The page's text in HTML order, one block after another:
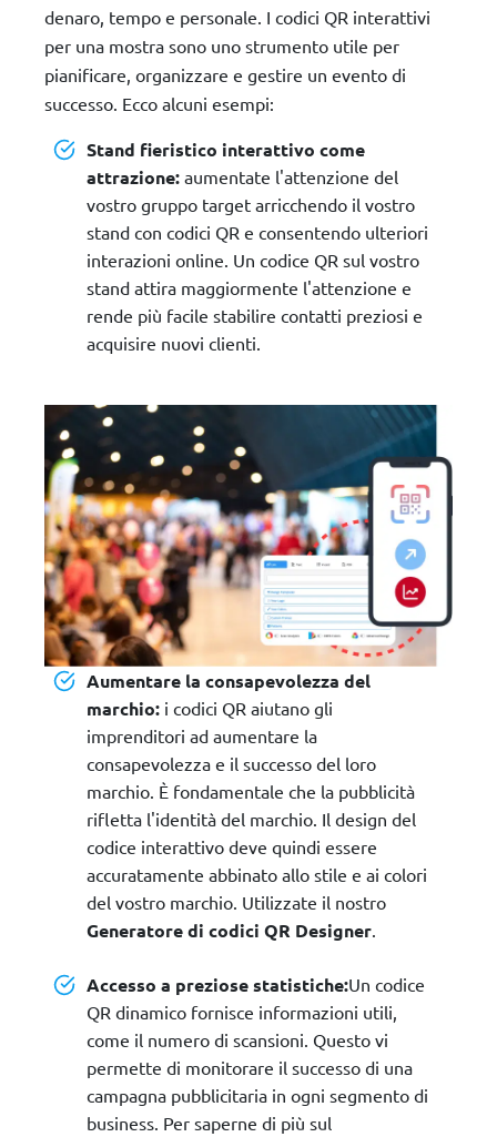
denaro, tempo e personale. I codici QR interattivi
per una mostra sono uno strumento utile per
pianificare, organizzare e gestire un evento di
successo. Ecco alcuni esempi:
Stand fieristico interattivo come
attrazione: aumentate l'attenzione del
vostro gruppo target arricchendo il vostro
stand con codici QR e consentendo ulteriori
interazioni online. Un codice QR sul vostro
stand attira maggiormente l'attenzione e
rende più facile stabilire contatti preziosi e
acquisire nuovi clienti.
Aumentare la consapevolezza del
marchio: i codici QR aiutano gli
imprenditori ad aumentare la
consapevolezza e il successo del loro
marchio. È fondamentale che la pubblicità
rifletta l'identità del marchio. Il design del
codice interattivo deve quindi essere
accuratamente abbinato allo stile e ai colori
del vostro marchio. Utilizzate il nostro
Generatore di codici QR Designer
Accesso a preziose statistiche:Un codice
QR dinamico fornisce informazioni utili,
come il numero di scansioni. Questo vi
permette di monitorare il successo di una
campagna pubblicitaria in ogni segmento di
business. Per saperne di più sul